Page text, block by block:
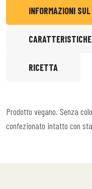
INFORMAZIONI
RICETTA
Prodotto vegano. Senza
confezionato intatto con